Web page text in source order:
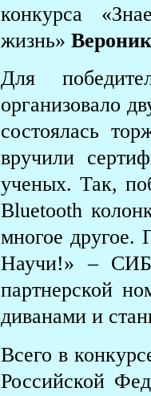
конкурса
жизнь»
Для
организовало
состоялась
вручили
ученых. Так,
Bluetooth
многое другое.
Научи!» –
партнерской
диванами и
Всего в
Российской